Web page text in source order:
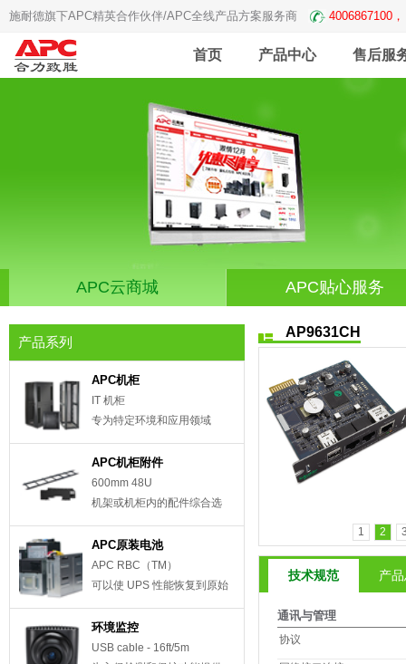
施耐德旗下APC精英合作伙伴/APC全线产品方案服务商 4006867100
首页 产品中心 售后服
APC云商城 APC贴心服务
产品系列
APC机柜
IT 机柜
专为特定环境和应用领域
APC机柜附件
600mm 48U
机架或机柜内的配件综合选
择
APC原装电池
APC RBC（TM）
可以使 UPS 性能恢复到原始
规格
环境监控
USB cable - 16ft/5m
AP9631CH
1 2
技术规范 产
通讯与管理
协议